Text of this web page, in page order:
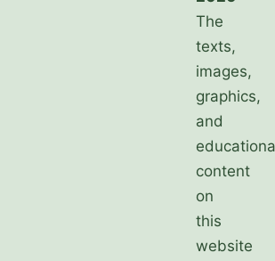
The
texts,
images,
graphics,
and
content
on
this
website